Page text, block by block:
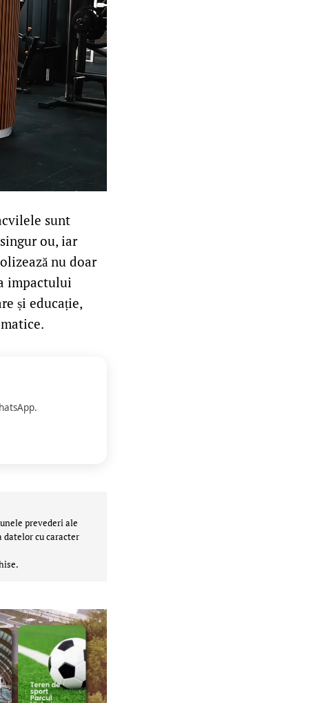
sunt
ou, iar
nu doar
impactului
și educație,
prevederi ale
datelor cu caracter